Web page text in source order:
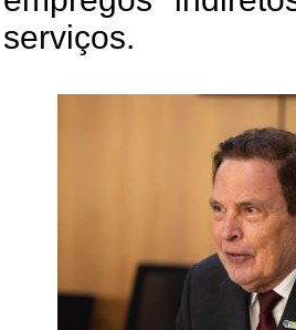
serviços.